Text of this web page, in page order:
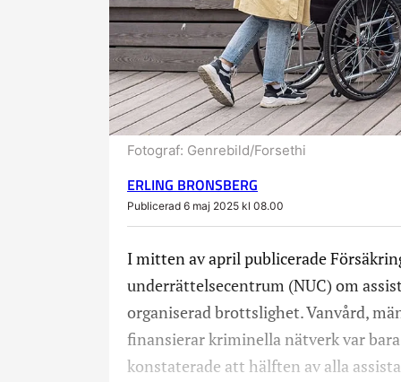
Fotograf: Genrebild/Forsethi
ERLING BRONSBERG
Publicerad 6 maj 2025 kl 08.00
I mitten av april publicerade
underrättelsecentrum (NUC) om
organiserad brottslighet. Vanvård,
finansierar kriminella nätverk var
konstaterade att hälften av alla